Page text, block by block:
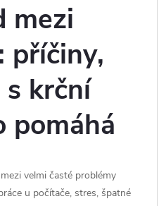
mezi
příčiny,
krční
pomáhá
velmi časté problémy
u počítače, stres, špatné